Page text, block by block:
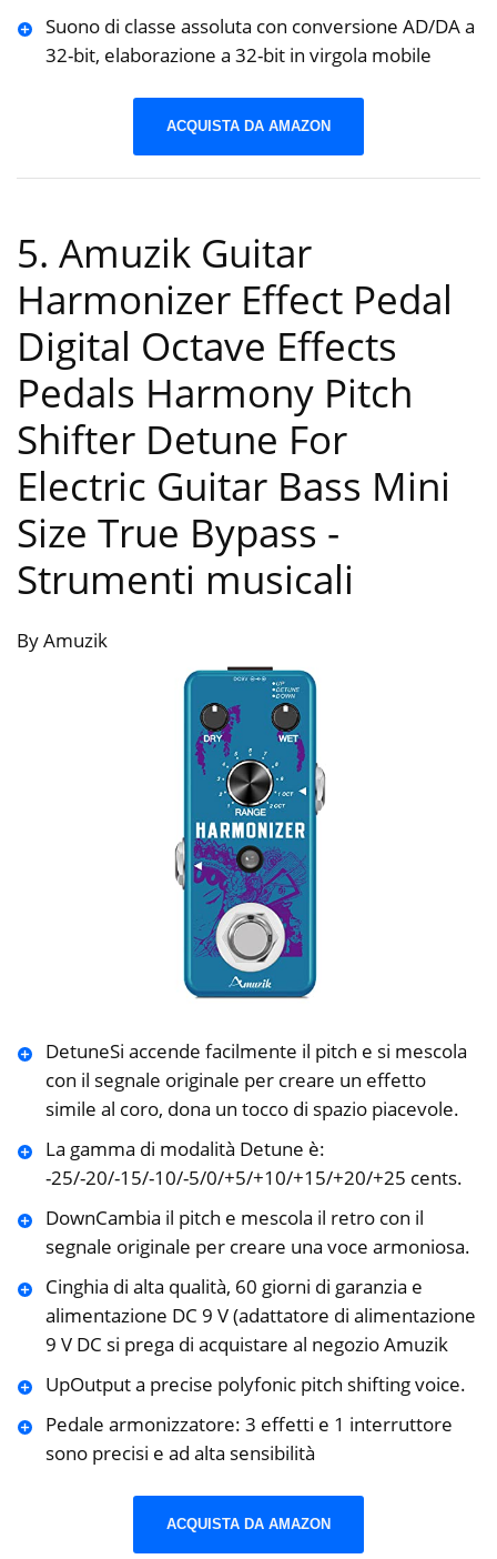
Suono di classe assoluta con conversione AD/DA a
32-bit, elaborazione a 32-bit in virgola mobile
ACQUISTA DA AMAZON
5. Amuzik Guitar
Harmonizer Effect Pedal
Digital Octave Effects
Pedals Harmony Pitch
Shifter Detune For
Electric Guitar Bass Mini
Size True Bypass -
Strumenti musicali
By Amuzik
DetuneSi accende facilmente il pitch e si mescola
con il segnale originale per creare un effetto
simile al coro, dona un tocco di spazio piacevole.
La gamma di modalità Detune è:
-25/-20/-15/-10/-5/0/+5/+10/+15/+20/+25 cents.
DownCambia il pitch e mescola il retro con il
segnale originale per creare una voce armoniosa.
Cinghia di alta qualità, 60 giorni di garanzia e
alimentazione DC 9 V (adattatore di alimentazione
9 V DC si prega di acquistare al negozio Amuzik
UpOutput a precise polyfonic pitch shifting voice.
Pedale armonizzatore: 3 effetti e 1 interruttore
sono precisi e ad alta sensibilità
ACQUISTA DA AMAZON